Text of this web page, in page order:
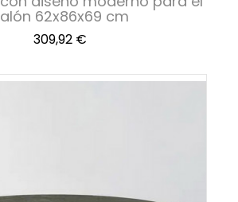
62x86x69 cm
Precio
309,92 €